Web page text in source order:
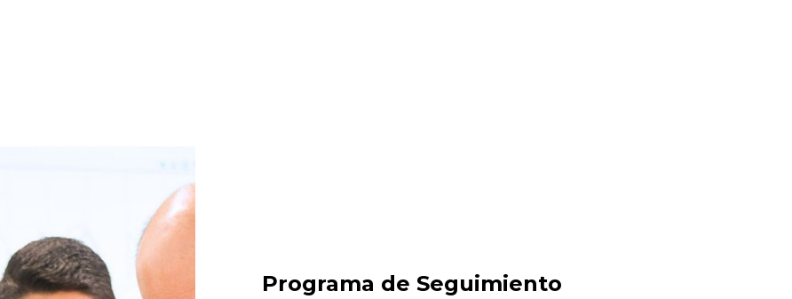
Programa de Seguimiento